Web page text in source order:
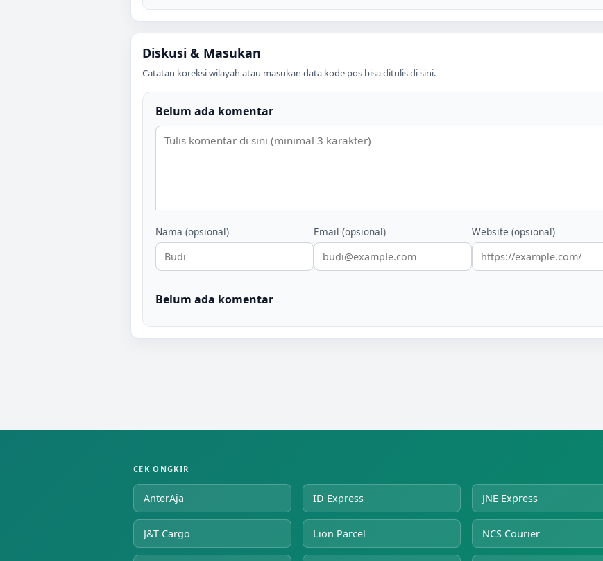
Diskusi & Masukan
Catatan koreksi wilayah atau masukan data kode pos bisa ditulis di sini.
Belum ada komentar
Nama (opsional) Email (opsional) Website (opsional)
Belum ada komentar
CEK ONGKIR
AnterAja ID Express JNE Express
J&T Cargo Lion Parcel NCS Courier